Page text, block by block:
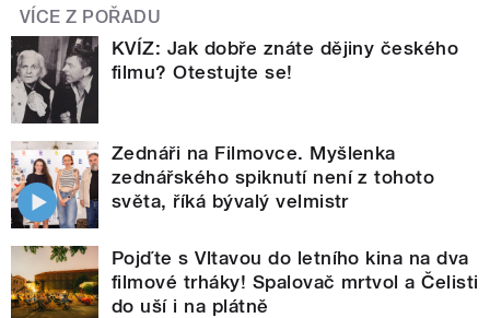
VÍCE Z POŘADU
KVÍZ: Jak dobře znáte dějiny českého
filmu? Otestujte se!
Zednáři na Filmovce. Myšlenka
zednářského spiknutí není z tohoto
světa, říká bývalý velmistr
Pojďte s Vltavou do letního kina na dva
filmové trháky! Spalovač mrtvol a Čelisti
do uší i na plátně